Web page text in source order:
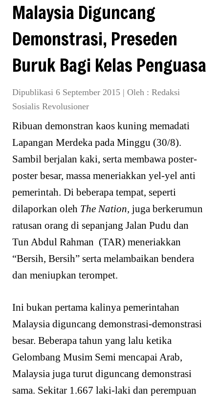
Malaysia Diguncang
Demonstrasi, Preseden
Buruk Bagi Kelas Penguasa
Dipublikasi 6 September 2015 | Oleh : Redaksi
Sosialis Revolusioner
Ribuan demonstran kaos kuning memadati
Lapangan Merdeka pada Minggu (30/8).
Sambil berjalan kaki, serta membawa poster-
poster besar, massa meneriakkan yel-yel anti
pemerintah. Di beberapa tempat, seperti
dilaporkan oleh The Nation, juga berkerumun
ratusan orang di sepanjang Jalan Pudu dan
Tun Abdul Rahman (TAR) meneriakkan
“Bersih, Bersih” serta melambaikan bendera
dan meniupkan terompet.
Ini bukan pertama kalinya pemerintahan
Malaysia diguncang demonstrasi-demonstrasi
besar. Beberapa tahun yang lalu ketika
Gelombang Musim Semi mencapai Arab,
Malaysia juga turut diguncang demonstrasi
sama. Sekitar 1.667 laki-laki dan perempuan